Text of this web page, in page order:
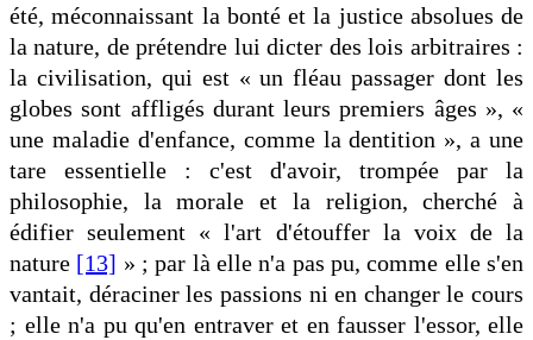
été, méconnaissant la bonté et la justice absolues de
la nature, de prétendre lui dicter des lois arbitraires :
la civilisation, qui est « un fléau passager dont les
globes sont affligés durant leurs premiers âges », «
une maladie d'enfance, comme la dentition », a une
tare essentielle : c'est d'avoir, trompée par la
philosophie, la morale et la religion, cherché à
édifier seulement « l'art d'étouffer la voix de la
nature [13] » ; par là elle n'a pas pu, comme elle s'en
vantait, déraciner les passions ni en changer le cours
; elle n'a pu qu'en entraver et en fausser l'essor, elle